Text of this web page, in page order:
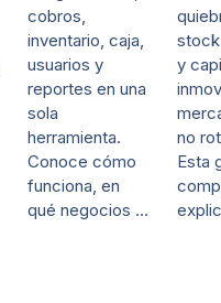
cobros,
inventario, caja,
usuarios y
reportes en una
sola
herramienta.
Conoce cómo
funciona, en
qué negocios …
y
no
Esta